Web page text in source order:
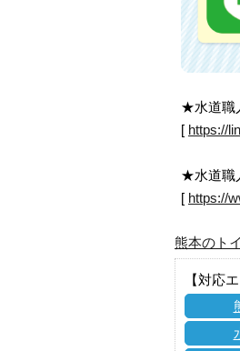
★水道職
[ https://
★水道職
[ https://
熊本のト
【対応